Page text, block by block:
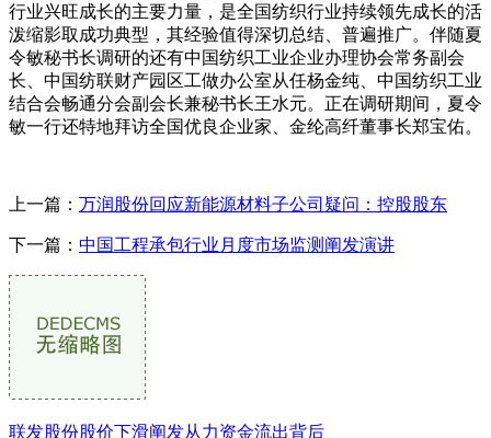
行业兴旺成长的主要力量，是全国纺织行业持续领先成长的活
泼缩影取成功典型，其经验值得深切总结、普遍推广。伴随夏
令敏秘书长调研的还有中国纺织工业企业办理协会常务副会
长、中国纺联财产园区工做办公室从任杨金纯、中国纺织工业
结合会畅通分会副会长兼秘书长王水元。正在调研期间，夏令
敏一行还特地拜访全国优良企业家、金纶高纤董事长郑宝佑。
上一篇： 万润股份回应新能源材料子公司疑问：控股股东
下一篇： 中国工程承包行业月度市场监测阐发演讲
联发股份股价下滑阐发从力资金流出背后